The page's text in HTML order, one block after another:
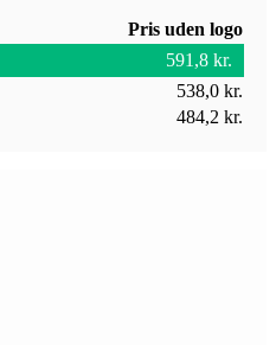
Pris uden logo
591,8 kr.
538,0 kr.
484,2 kr.